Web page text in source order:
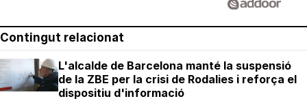
Contingut relacionat
L'alcalde de Barcelona manté la suspensió
de la ZBE per la crisi de Rodalies i reforça el
dispositiu d'informació